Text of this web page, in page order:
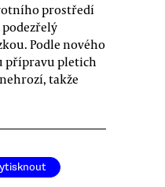
prostředí
Podle nového
přípravu pletich
takže